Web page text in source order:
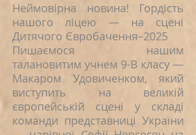
Неймовірна новина! Гордість
нашого ліцею — на сцені
Дитячого Євробачення–2025
Пишаємося нашим
талановитим учнем 9-В класу —
Макаром Удовиченком, який
виступить на великій
європейській сцені у складі
команди представниці України